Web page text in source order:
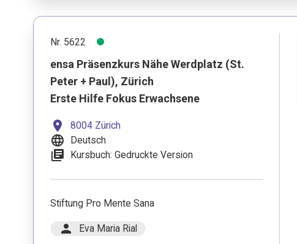
Nr. 5622
ensa Präsenzkurs Nähe Werdplatz (St.
Peter + Paul), Zürich
Erste Hilfe Fokus Erwachsene
location_on 8004 Zürich
language Deutsch
library_books Kursbuch: Gedruckte Version
Stiftung Pro Mente Sana
person Eva Maria Rial